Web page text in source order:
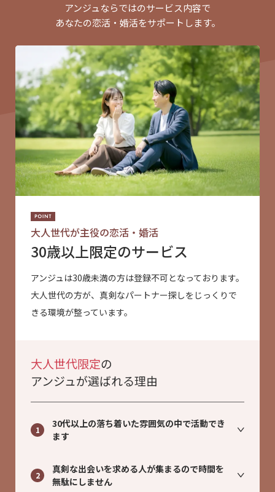
アンジュならではのサービス内容で
あなたの恋活・婚活をサポートします。
大人世代が主役の恋活・婚活
30歳以上限定のサービス
アンジュは30歳未満の方は登録不可となっております。
大人世代の方が、真剣なパートナー探しをじっくりで
きる環境が整っています。
大人世代限定の
アンジュが選ばれる理由
1
30代以上の落ち着いた雰囲気の中で活動でき
ます
2
真剣な出会いを求める人が集まるので時間を
無駄にしません